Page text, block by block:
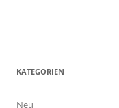
KATEGORIEN
Neu